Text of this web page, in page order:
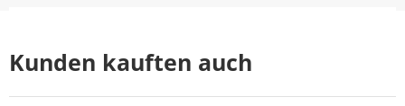
Kunden kauften auch